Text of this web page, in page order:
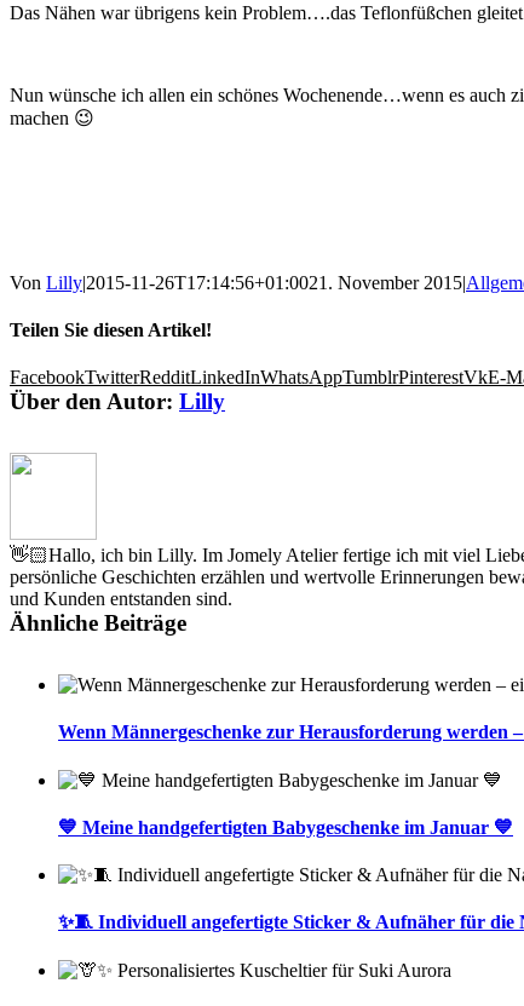
Das Nähen war übrigens kein Problem….das Teflonfüßchen
Nun wünsche ich allen ein schönes Wochenende…wenn es
machen 😉
Von Lilly|2015-11-26T17:14:56+01:0021. November 2015|
Teilen Sie diesen Artikel!
FacebookTwitterRedditLinkedInWhatsAppTumblrPinterestVkE-
Über den Autor: Lilly
👋🏻Hallo, ich bin Lilly. Im Jomely Atelier fertige ich mit viel
persönliche Geschichten erzählen und wertvolle Erinnerungen
und Kunden entstanden sind.
Ähnliche Beiträge
Wenn Männergeschenke zur Herausforderung werden
💙 Meine handgefertigten Babygeschenke im Januar 💙
✨🧵 Individuell angefertigte Sticker & Aufnäher für die